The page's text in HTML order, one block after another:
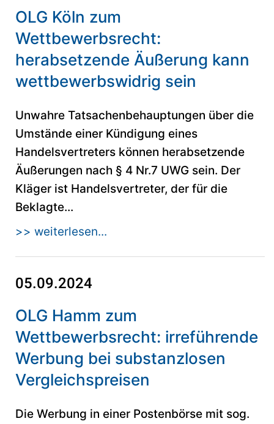
OLG Köln zum
Wettbewerbsrecht:
herabsetzende Äußerung kann
wettbewerbswidrig sein
Unwahre Tatsachenbehauptungen über die
Umstände einer Kündigung eines
Handelsvertreters können herabsetzende
Äußerungen nach § 4 Nr.7 UWG sein. Der
Kläger ist Handelsvertreter, der für die
Beklagte...
>> weiterlesen...
05.09.2024
OLG Hamm zum
Wettbewerbsrecht: irreführende
Werbung bei substanzlosen
Vergleichspreisen
Die Werbung in einer Postenbörse mit sog.